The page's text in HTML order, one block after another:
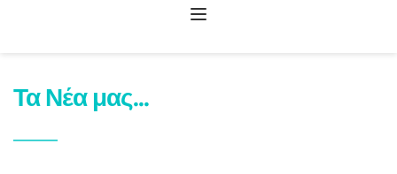
Τα Νέα μας...